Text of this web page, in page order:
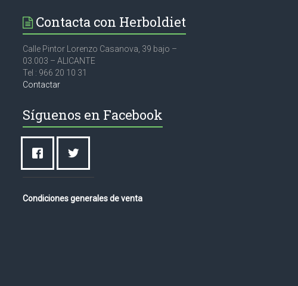
Contacta con Herboldiet
Calle Pintor Lorenzo Casanova, 39 bajo –
03.003 – ALICANTE
Tel : 966 20 10 31
Contactar
Síguenos en Facebook
Condiciones generales de venta